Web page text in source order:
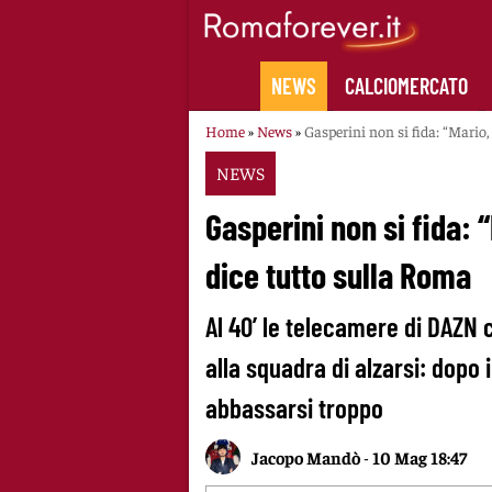
NEWS CALCIOMERCATO
Home» News»Gasperini non si fida:
NEWS
Gasperini non si fida:
dice tutto sulla Roma
Al 40’ le telecamere di
alla squadra di alzarsi: dopo
abbassarsi troppo
Jacopo Mandò-10 Mag 18:47